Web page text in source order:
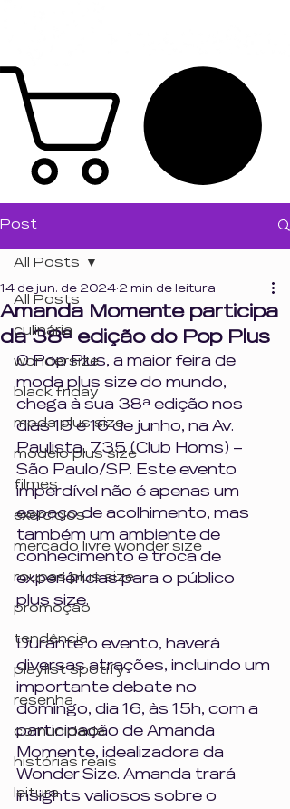
Post
All Posts
culinária
wondersize
black friday
moda plus size
modelo plus size
filmes
exercícios
mercado livre wonder size
roupas plus size
promoção
tendência
playlist spotify
resenha
comunidade
histórias reais
leitura
All Posts
Amanda Momente participa
da 38ª edição do Pop Plus
14 de jun. de 2024 2 min de leitura
O Pop Plus, a maior feira de
moda plus size do mundo,
chega à sua 38ª edição nos
dias 15 e 16 de junho, na Av.
Paulista, 735 (Club Homs) –
São Paulo/SP. Este evento
imperdível não é apenas um
espaço de acolhimento, mas
também um ambiente de
conhecimento e troca de
experiências para o público
plus size.
Durante o evento, haverá
diversas atrações, incluindo um
importante debate no
domingo, dia 16, às 15h, com a
participação de Amanda
Momente, idealizadora da
Wonder Size. Amanda trará
insights valiosos sobre o